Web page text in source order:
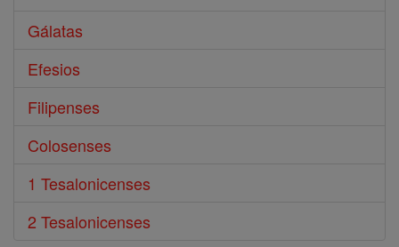
Gálatas
Efesios
Filipenses
Colosenses
1 Tesalonicenses
2 Tesalonicenses